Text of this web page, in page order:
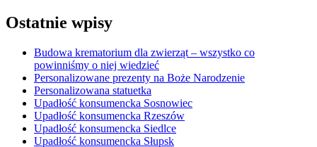
Ostatnie wpisy
Budowa krematorium dla zwierząt – wszystko co
powinniśmy o niej wiedzieć
Personalizowane prezenty na Boże Narodzenie
Personalizowana statuetka
Upadłość konsumencka Sosnowiec
Upadłość konsumencka Rzeszów
Upadłość konsumencka Siedlce
Upadłość konsumencka Słupsk